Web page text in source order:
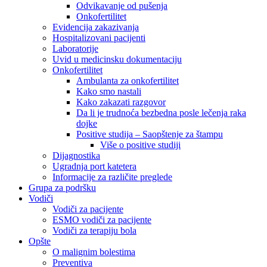
Odvikavanje od pušenja
Onkofertilitet
Evidencija zakazivanja
Hospitalizovani pacijenti
Laboratorije
Uvid u medicinsku dokumentaciju
Onkofertilitet
Ambulanta za onkofertilitet
Kako smo nastali
Kako zakazati razgovor
Da li je trudnoća bezbedna posle lečenja raka
dojke
Positive studija – Saopštenje za štampu
Više o positive studiji
Dijagnostika
Ugradnja port katetera
Informacije za različite preglede
Grupa za podršku
Vodiči
Vodiči za pacijente
ESMO vodiči za pacijente
Vodiči za terapiju bola
Opšte
O malignim bolestima
Preventiva